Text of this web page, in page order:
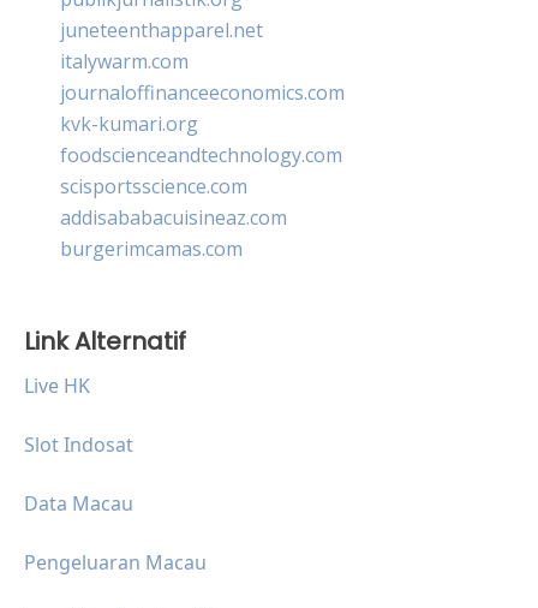
juneteenthapparel.net
italywarm.com
journaloffinanceeconomics.com
kvk-kumari.org
foodscienceandtechnology.com
scisportsscience.com
addisababacuisineaz.com
burgerimcamas.com
Link Alternatif
Live HK
Slot Indosat
Data Macau
Pengeluaran Macau